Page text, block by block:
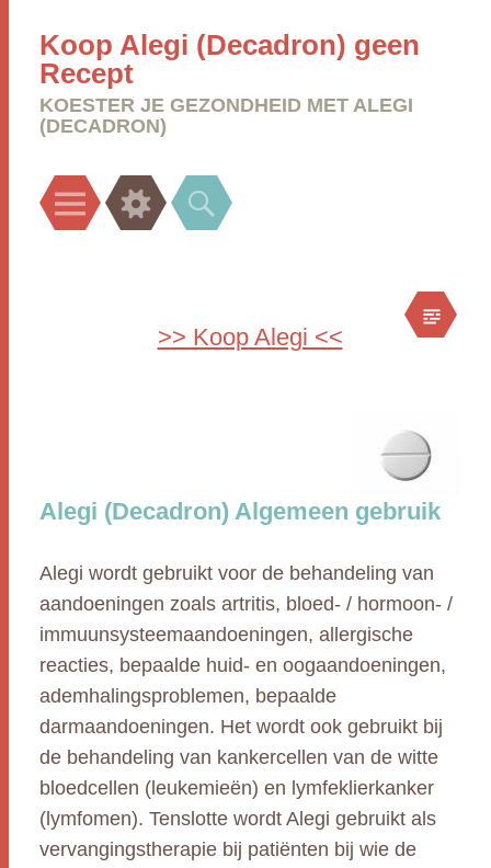
Koop Alegi (Decadron) geen
Recept
KOESTER JE GEZONDHEID MET ALEGI
(DECADRON)
Menu Widgets Search
>> Koop Alegi <<
Alegi (Decadron) Algemeen gebruik
Alegi wordt gebruikt voor de behandeling van
aandoeningen zoals artritis, bloed- / hormoon- /
immuunsysteemaandoeningen, allergische
reacties, bepaalde huid- en oogaandoeningen,
ademhalingsproblemen, bepaalde
darmaandoeningen. Het wordt ook gebruikt bij
de behandeling van kankercellen van de witte
bloedcellen (leukemieën) en lymfeklierkanker
(lymfomen). Tenslotte wordt Alegi gebruikt als
vervangingstherapie bij patiënten bij wie de